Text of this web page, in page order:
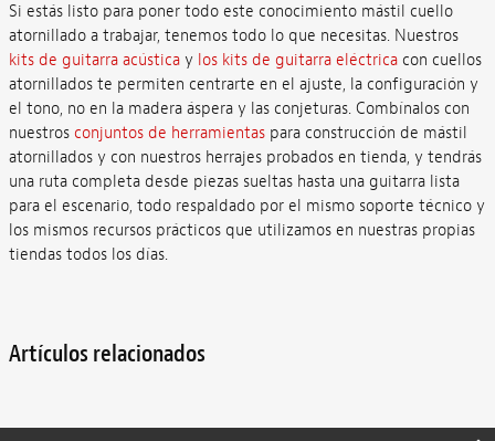
Si estás listo para poner todo este conocimiento mástil cuello
atornillado a trabajar, tenemos todo lo que necesitas. Nuestros
kits de guitarra acústica y los kits de guitarra eléctrica con cuellos
atornillados te permiten centrarte en el ajuste, la configuración y
el tono, no en la madera áspera y las conjeturas. Combínalos con
nuestros conjuntos de herramientaspara construcción de mástil
atornillados y con nuestros herrajes probados en tienda, y tendrás
una ruta completa desde piezas sueltas hasta una guitarra lista
para el escenario, todo respaldado por el mismo soporte técnico y
los mismos recursos prácticos que utilizamos en nuestras propias
tiendas todos los días.
Artículos relacionados